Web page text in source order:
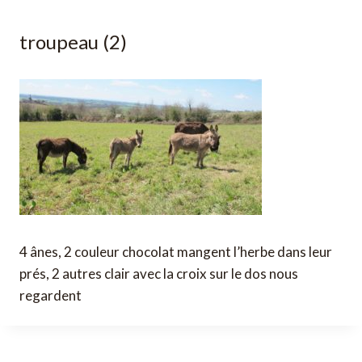
troupeau (2)
4 ânes, 2 couleur chocolat mangent l’herbe dans leur
prés, 2 autres clair avec la croix sur le dos nous
regardent